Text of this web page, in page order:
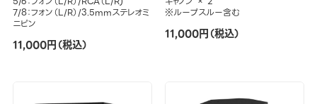
7/8：フォン（L/R）/3.5mmステレオミ
ニピン
11,000円（税込）
※ループスルー含む
11,000円（税込）